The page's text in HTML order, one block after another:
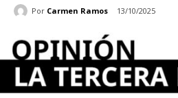
Por Carmen Ramos 13/10/2025